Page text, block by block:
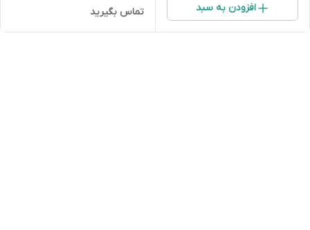
افزودن به سبد تماس بگیرید